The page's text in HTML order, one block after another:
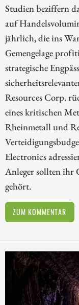
Studien beziffern
auf
jährlich, die ins
Gemengelage
strategische
Resources Corp.
eines kritischen
Rheinmetall und
Electronics
Anleger sollten ihr
gehört.
ZUM KOMMENTAR